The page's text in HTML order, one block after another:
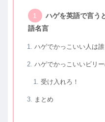
ハゲを英語で言う
語名言
ハゲでかっこいい人は誰
ハゲでかっこいいビリ
受け入れろ！
まとめ